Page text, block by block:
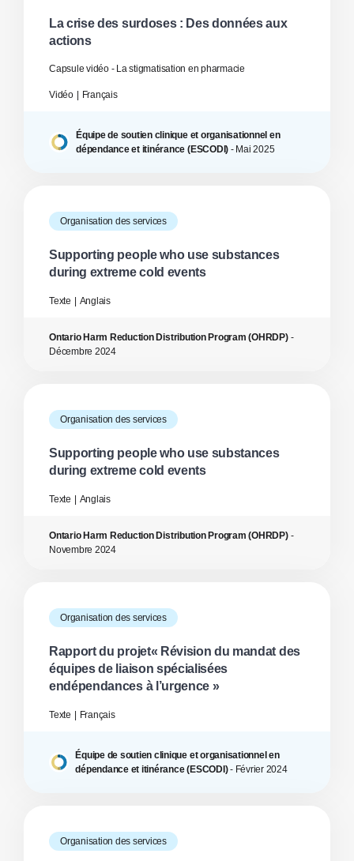
La crise des surdoses : Des données aux
actions
Capsule vidéo - La stigmatisation en pharmacie
Vidéo Français
Équipe de soutien clinique et organisationnel en
dépendance et itinérance (ESCODI) - Mai 2025
Organisation des services
Supporting people who use substances
during extreme cold events
Texte Anglais
Ontario Harm Reduction Distribution Program (OHRDP)-
Décembre 2024
Organisation des services
Supporting people who use substances
during extreme cold events
Texte Anglais
Ontario Harm Reduction Distribution Program (OHRDP)-
Novembre 2024
Organisation des services
Rapport du projet« Révision du mandat des
équipes de liaison spécialisées
endépendances à l’urgence »
Texte Français
Équipe de soutien clinique et organisationnel en
dépendance et itinérance (ESCODI)- Février2024
Organisation des services